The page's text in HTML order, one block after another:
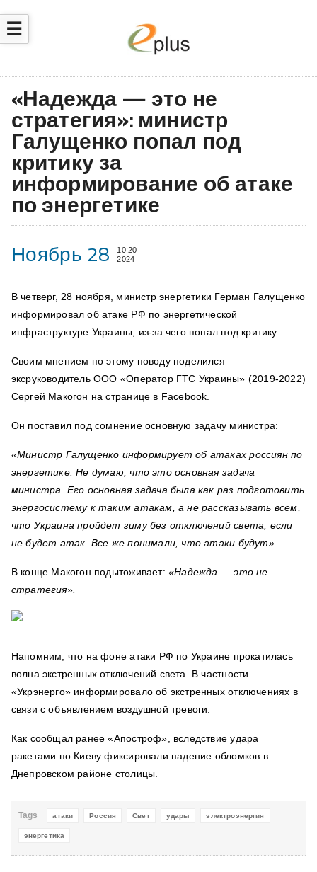
☰
«Надежда — это не
стратегия»: министр
Галущенко попал под
критику за
информирование об атаке
по энергетике
Ноябрь 28
10:20
2024
В четверг, 28 ноября, министр энергетики Герман Галущенко
информировал об атаке РФ по энергетической
инфраструктуре Украины, из-за чего попал под критику.
Своим мнением по этому поводу поделился
эксруководитель ООО «Оператор ГТС Украины» (2019-2022)
Сергей Макогон на странице в Facebook.
Он поставил под сомнение основную задачу министра:
«Министр Галущенко информирует об атаках россиян по
энергетике. Не думаю, что это основная задача
министра. Его основная задача была как раз подготовить
энергосистему к таким атакам, а не рассказывать всем,
что Украина пройдет зиму без отключений света, если
не будет атак. Все же понимали, что атаки будут».
В конце Макогон подытоживает: «Надежда — это не
стратегия».
Напомним, что на фоне атаки РФ по Украине прокатилась
волна экстренных отключений света. В частности
«Укрэнерго» информировало об экстренных отключениях в
связи с объявлением воздушной тревоги.
Как сообщал ранее «Апостроф», вследствие удара
ракетами по Киеву фиксировали падение обломков в
Днепровском районе столицы.
Tags атаки Россия Свет удары электроэнергия
энергетика